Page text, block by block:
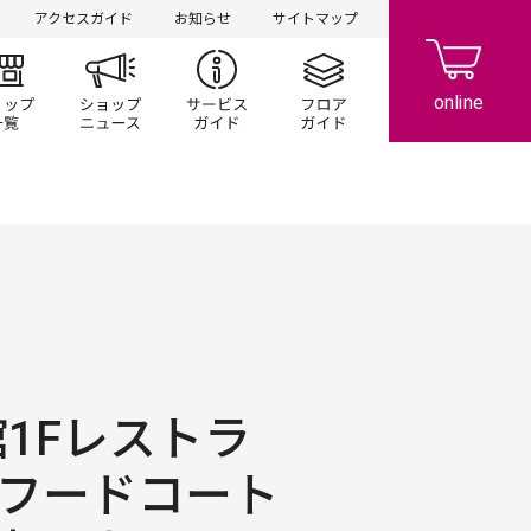
アクセスガイド お知らせ サイトマップ
/キャンペーン
ショップ一覧 ショップニュースサービスガイドフロアガイド
レストラ
ードコート